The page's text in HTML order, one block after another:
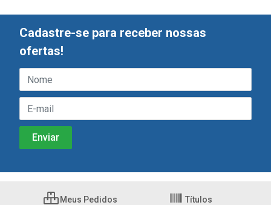
Cadastre-se para receber nossas
ofertas!
Meus Pedidos Títulos